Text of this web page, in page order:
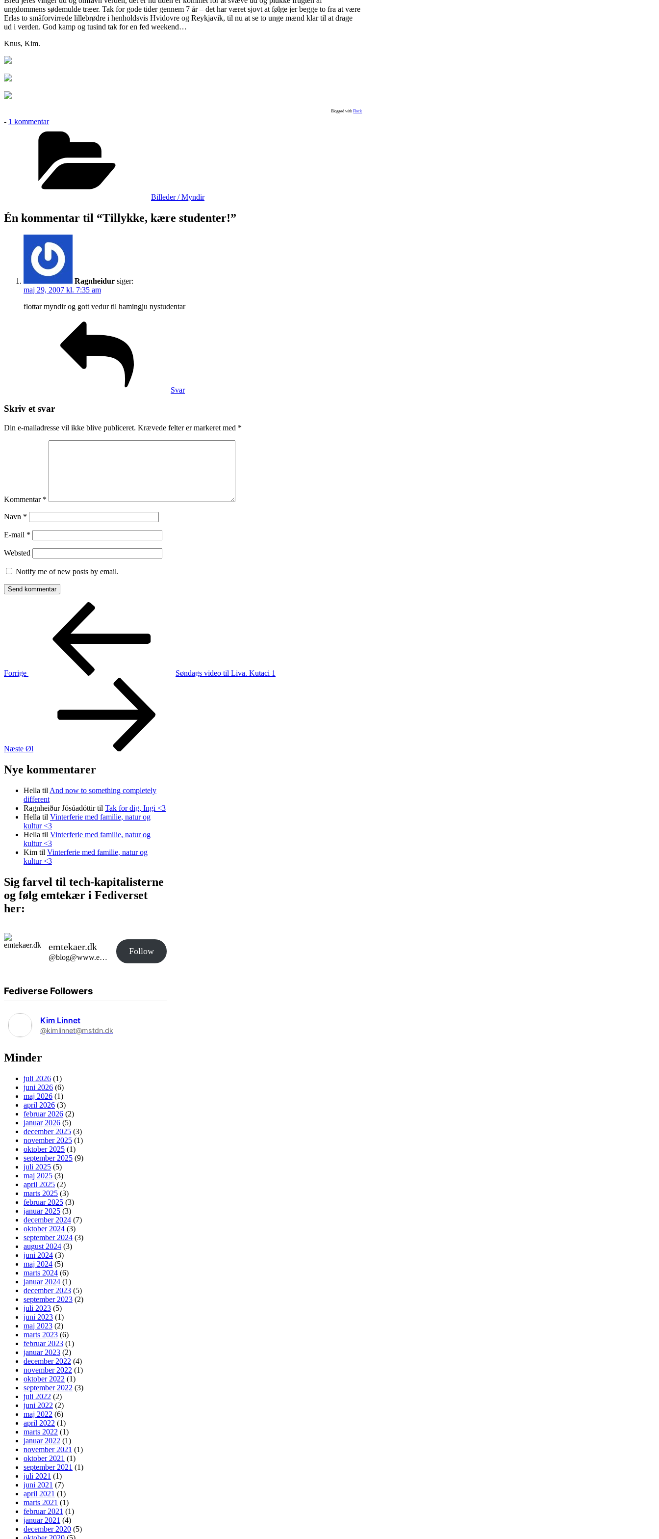
ungdommens sødemulde træer. Tak for gode tider gennem 7 år – det har været sjovt at følge jer begge to fra at være
Erlas to småforvirrede lillebrødre i henholdsvis Hvidovre og Reykjavik, til nu at se to unge mænd klar til at drage
ud i verden. God kamp og tusind tak for en fed weekend…
Knus, Kim.
Blogged withFlock
- 1 kommentartil
Tillykke,
Billeder / Myndir
Én kommentar til “Tillykke, kære studenter!”
Ragnheidur siger:
maj 29, 2007 kl. 7:35 am
flottar myndir og gott vedur til hamingju nystudentar
Svar
Skriv et svar
Din e-mailadresse vil ikke blive publiceret. Krævede felter er markeret med *
Kommentar *
Navn *
E-mail *
Websted
Notify me of new posts by email.
Indlægsnavigation
Forrige
Søndags video til Liva. Kutaci 1
Næste Øl
Nye kommentarer
Hella til And now to something completely
different
Ragnheiður Jósúadóttirtil Tak for dig, Ingi <3
Hella til Vinterferie med familie, natur og
kultur <3
Hella til Vinterferie med familie, natur og
kultur <3
Kim til Vinterferie med familie, natur og
kultur <3
Sig farvel til tech-kapitalisterne
og følg emtekær i Fediverset
her:
emtekaer.dk
@blog@www.emtekaer.dk
Follow
Fediverse Followers
Kim Linnet
@kimlinnet@mstdn.dk
Minder
juli 2026 (1)
juni 2026 (6)
maj 2026 (1)
april 2026 (3)
februar 2026 (2)
januar 2026 (5)
december 2025 (3)
november 2025 (1)
oktober 2025 (1)
september 2025 (9)
juli 2025 (5)
maj 2025 (3)
april 2025 (2)
marts 2025 (3)
februar 2025 (3)
januar 2025 (3)
december 2024 (7)
oktober 2024 (3)
september 2024 (3)
august 2024 (3)
juni 2024 (3)
maj 2024 (5)
marts 2024 (6)
januar 2024 (1)
december 2023 (5)
september 2023 (2)
juli 2023 (5)
juni 2023 (1)
maj 2023 (2)
marts 2023 (6)
februar 2023 (1)
januar 2023 (2)
december 2022 (4)
november 2022 (1)
oktober 2022 (1)
september 2022 (3)
juli 2022 (2)
juni 2022 (2)
maj 2022 (6)
april 2022 (1)
marts 2022 (1)
januar 2022 (1)
november 2021 (1)
oktober 2021 (1)
september 2021 (1)
juli 2021 (1)
juni 2021 (7)
april 2021 (1)
marts 2021 (1)
februar 2021 (1)
januar 2021 (4)
december 2020 (5)